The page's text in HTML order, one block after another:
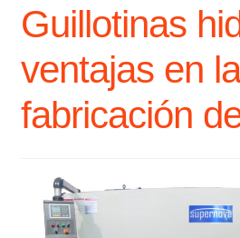
Guillotinas
ventajas en la
fabricación